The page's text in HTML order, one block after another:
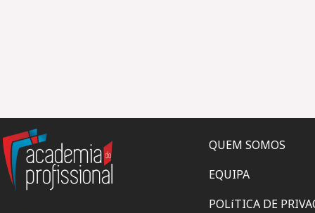
QUEM SOMOS
EQUIPA
POLíTICA DE